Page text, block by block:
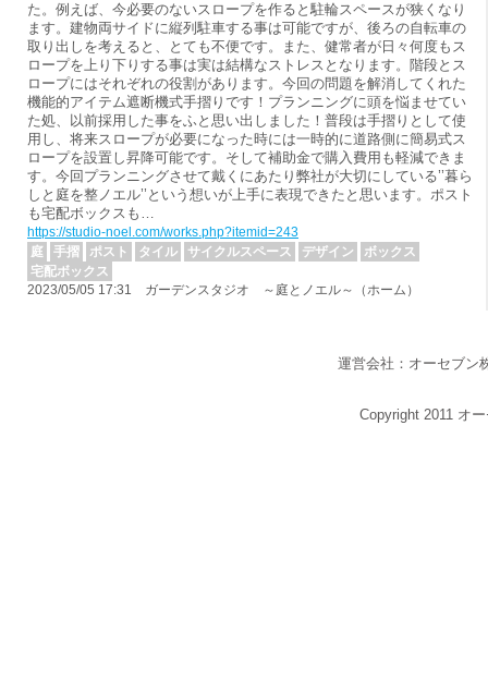
た。例えば、今必要のないスロープを作ると駐輪スペースが狭くなり
ます。建物両サイドに縦列駐車する事は可能ですが、後ろの自転車の
取り出しを考えると、とても不便です。また、健常者が日々何度もス
ロープを上り下りする事は実は結構なストレスとなります。階段とス
ロープにはそれぞれの役割があります。今回の問題を解消してくれた
機能的アイテム遮断機式手摺りです！プランニングに頭を悩ませてい
た処、以前採用した事をふと思い出しました！普段は手摺りとして使
用し、将来スロープが必要になった時には一時的に道路側に簡易式ス
ロープを設置し昇降可能です。そして補助金で購入費用も軽減できま
す。今回プランニングさせて戴くにあたり弊社が大切にしている’’暮ら
しと庭を整ノエル’’という想いが上手に表現できたと思います。ポスト
も宅配ボックスも…
https://studio-noel.com/works.php?itemid=243
庭
手摺 ポスト タイル サイクルスペース デザイン
ボックス
宅配ボックス
2023/05/05 17:31 ガーデンスタジオ ～庭とノエル～（ホーム）
運営会社：オーセブン
Copyright 2011 オ